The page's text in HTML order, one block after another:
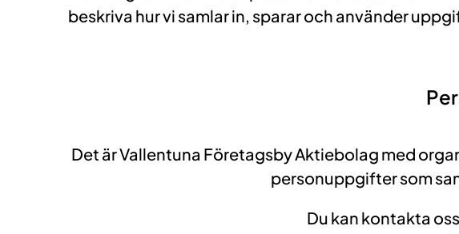
beskriva hur vi samlar in, sparar och använder
Det är Vallentuna Företagsby Aktiebolag med
personuppgifter som
Du kan kontakta